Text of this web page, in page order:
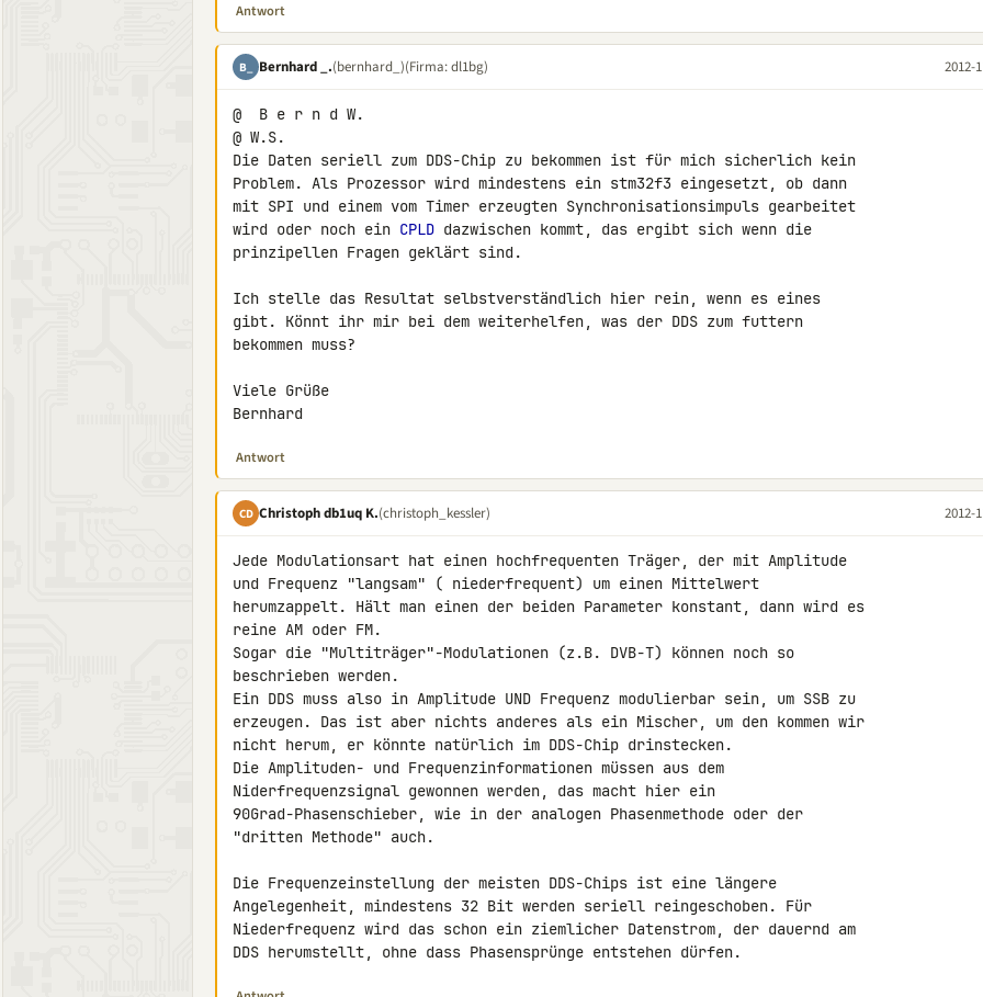
Antwort
B_ Bernhard _.(bernhard_)(Firma: dl1bg) 2012-
@  B e r n d W.
@ W.S.
Die Daten seriell zum DDS-Chip zu bekommen ist für mich sicherlich kein
Problem. Als Prozessor wird mindestens ein stm32f3 eingesetzt, ob dann
mit SPI und einem vom Timer erzeugten Synchronisationsimpuls gearbeitet
wird oder noch ein CPLD dazwischen kommt, das ergibt sich wenn die
prinzipellen Fragen geklärt sind.
Ich stelle das Resultat selbstverständlich hier rein, wenn es eines
gibt. Könnt ihr mir bei dem weiterhelfen, was der DDS zum futtern
bekommen muss?
Viele Grüße
Bernhard
Antwort
CD Christoph db1uq K.(christoph_kessler) 2012-
Jede Modulationsart hat einen hochfrequenten Träger, der mit Amplitude
und Frequenz "langsam" ( niederfrequent) um einen Mittelwert
herumzappelt. Hält man einen der beiden Parameter konstant, dann wird es
reine AM oder FM.
Sogar die "Multiträger"-Modulationen (z.B. DVB-T) können noch so
beschrieben werden.
Ein DDS muss also in Amplitude UND Frequenz modulierbar sein, um SSB zu
erzeugen. Das ist aber nichts anderes als ein Mischer, um den kommen wir
nicht herum, er könnte natürlich im DDS-Chip drinstecken.
Die Amplituden- und Frequenzinformationen müssen aus dem
Niderfrequenzsignal gewonnen werden, das macht hier ein
90Grad-Phasenschieber, wie in der analogen Phasenmethode oder der
"dritten Methode" auch.
Die Frequenzeinstellung der meisten DDS-Chips ist eine längere
Angelegenheit, mindestens 32 Bit werden seriell reingeschoben. Für
Niederfrequenz wird das schon ein ziemlicher Datenstrom, der dauernd am
DDS herumstellt, ohne dass Phasensprünge entstehen dürfen.